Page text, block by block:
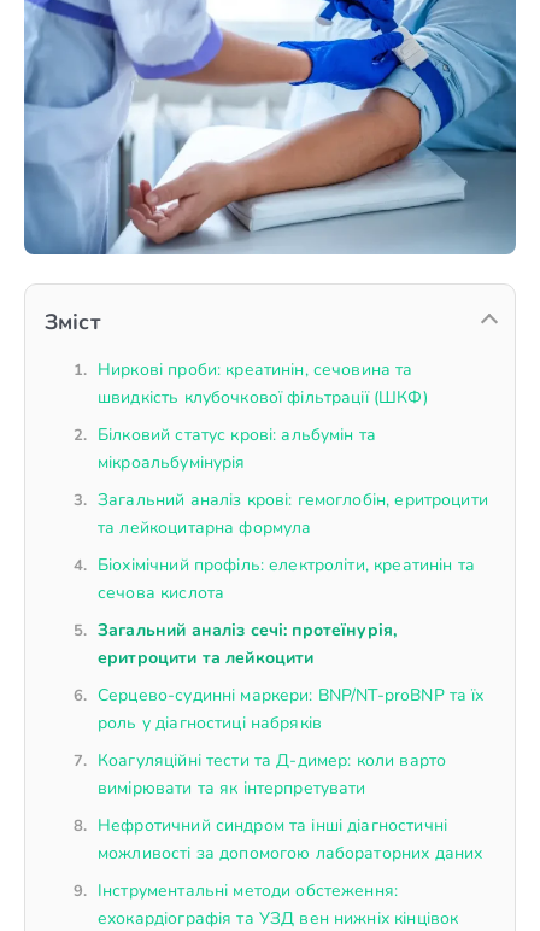
Зміст
Ниркові проби: креатинін, сечовина та
швидкість клубочкової фільтрації (ШКФ)
Білковий статус крові: альбумін та
мікроальбумінурія
Загальний аналіз крові: гемоглобін, еритроцити
та лейкоцитарна формула
Біохімічний профіль: електроліти, креатинін та
сечова кислота
Загальний аналіз сечі: протеїнурія,
еритроцити та лейкоцити
Серцево-судинні маркери: BNP/NT-proBNP та їх
роль у діагностиці набряків
Коагуляційні тести та Д-димер: коли варто
вимірювати та як інтерпретувати
Нефротичний синдром та інші діагностичні
можливості за допомогою лабораторних даних
Інструментальні методи обстеження:
ехокардіографія та УЗД вен нижніх кінцівок